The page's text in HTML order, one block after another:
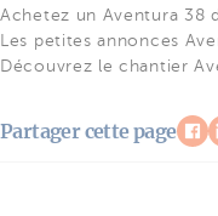
Achetez un Aventura 38
Les petites annonces
Découvrez le chantier
Partager cette page